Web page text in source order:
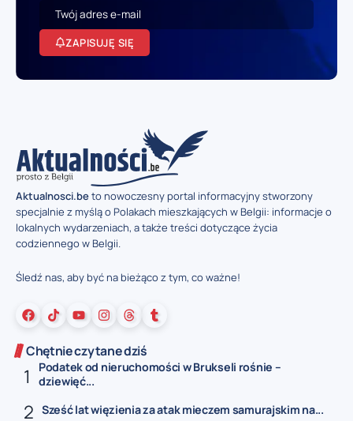
ZAPISUJĘ SIĘ
Aktualnosci.beto nowoczesny portal informacyjny stworzony
specjalnie z myślą o Polakach mieszkających w Belgii: informacje o
lokalnych wydarzeniach, a także treści dotyczące życia
codziennego w Belgii.
Śledź nas, aby być na bieżąco z tym, co ważne!
Chętnie czytane dziś
Podatek od nieruchomości w Brukseli rośnie –
dziewięć...
Sześć lat więzienia za atak mieczem samurajskim na...